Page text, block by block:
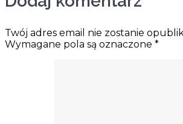
Twój adres email nie zostanie
Wymagane pola są oznaczone *